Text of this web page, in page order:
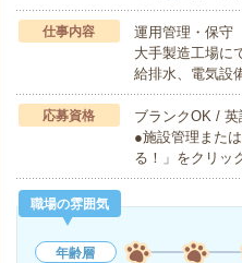
仕事内容
運用管理・保守
大手製造工場に
給排水、電気設
応募資格
ブランクOK / 英
●施設管理また
る！」をクリッ
職場の雰囲気
年齢層